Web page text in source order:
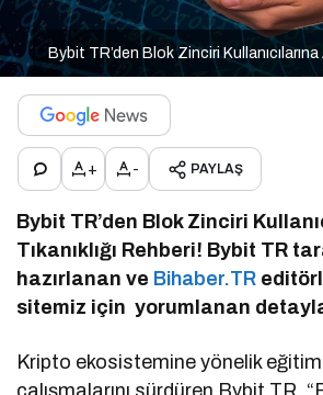
Bybit TR’den Blok Zinciri Kullanıcılarına
+ - PAYLAŞ
Bybit TR’den Blok Zinciri
Tıkanıklığı Rehberi! Bybit TR
hazırlanan ve Bihaber.TR
sitemiz için yorumlanan
Kripto ekosistemine yönelik